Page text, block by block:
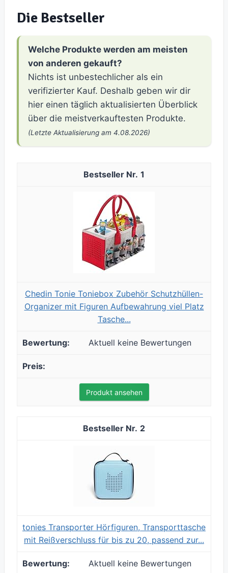
Die Bestseller
Welche Produkte werden am meisten
von anderen gekauft?
Nichts ist unbestechlicher als ein
verifizierter Kauf. Deshalb geben wir dir
hier einen täglich aktualisierten Überblick
über die meistverkauftesten Produkte.
(Letzte Aktualisierung am 4.08.2026)
1
Chedin Tonie Toniebox Zubehör Schutzhüllen-
Organizer mit Figuren Aufbewahrung viel Platz
Tasche...
Aktuell keine Bewertungen
Produkt ansehen
2
tonies Transporter Hörfiguren, Transporttasche
mit Reißverschluss für bis zu 20, passend zur...
Aktuell keine Bewertungen